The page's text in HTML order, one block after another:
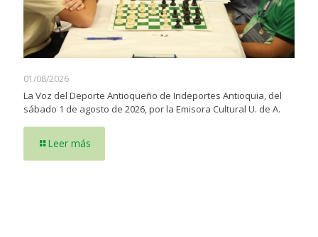
01/08/2026
La Voz del Deporte Antioqueño de Indeportes Antioquia, del
sábado 1 de agosto de 2026, por la Emisora Cultural U. de A.
Leer más